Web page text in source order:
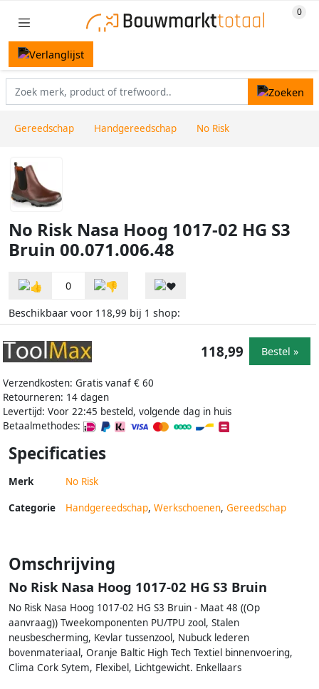
Gereedschap Handgereedschap No Risk
No Risk Nasa Hoog 1017-02 HG S3
Bruin 00.071.006.48
0
Beschikbaar voor 118,99 bij 1 shop:
Verzendkosten: Gratis vanaf € 60
Retourneren: 14 dagen
Levertijd: Voor 22:45 besteld, volgende dag in huis
Betaalmethodes:
118,99 Bestel »
Specificaties
Merk No Risk
Categorie Handgereedschap, Werkschoenen, Gereedschap
Omschrijving
No Risk Nasa Hoog 1017-02 HG S3 Bruin
No Risk Nasa Hoog 1017-02 HG S3 Bruin - Maat 48 ((Op
aanvraag)) Tweekomponenten PU/TPU zool, Stalen
neusbescherming, Kevlar tussenzool, Nubuck lederen
bovenmateriaal, Oranje Baltic High Tech Textiel binnenvoering,
Clima Cork Sytem, Flexibel, Lichtgewicht. Enkellaars